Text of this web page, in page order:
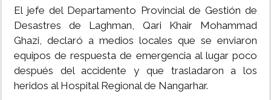
El jefe del Departamento Provincial de Gestión de
Desastres de Laghman, Qari Khair Mohammad
Ghazi, declaró a medios locales que se enviaron
equipos de respuesta de emergencia al lugar poco
después del accidente y que trasladaron a los
heridos al Hospital Regional de Nangarhar.